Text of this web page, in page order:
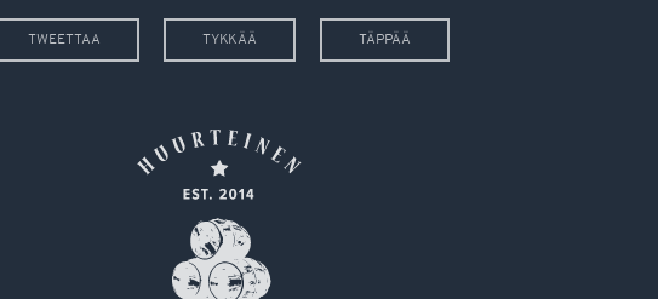
TWEETTAA TYKKÄÄ TÄPPÄÄ